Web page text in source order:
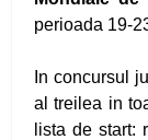
Noi
CS
perioada 19-
In concursul
al treilea in
lista de start: